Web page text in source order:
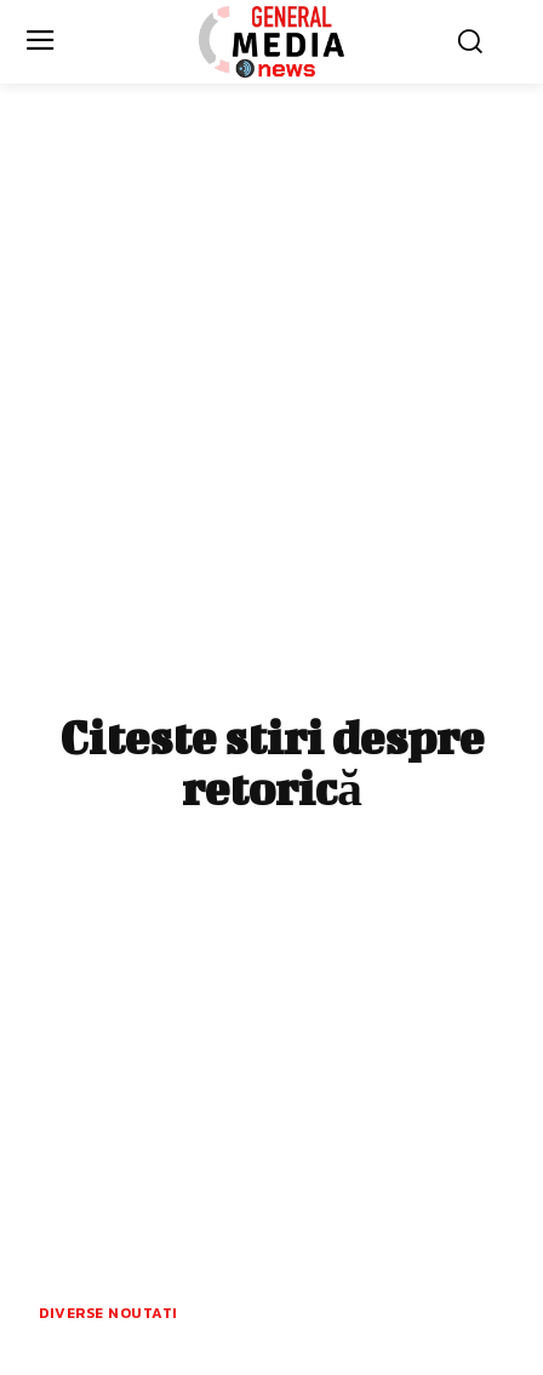
Citeste stiri despre
retorică
DIVERSE NOUTATI